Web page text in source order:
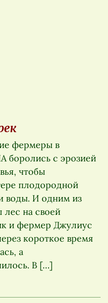
фермеры в
боролись с эрозией
чтобы
плодородной
воды. И одним из
лес на своей
и фермер Джулиус
короткое время
а
В […]